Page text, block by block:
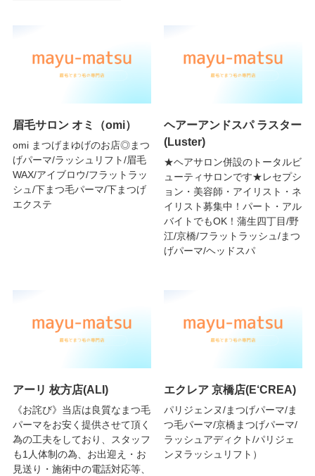
眉毛サロン オミ（omi）
omi まつげまゆげのお店◎まつ
げパーマ/ラッシュリフト/眉毛
WAX/アイブロウ/フラットラッ
シュ/下まつ毛パーマ/下まつげ
エクステ
ヘアーアンドスパ ラスター
(Luster)
★ヘアサロン併設のトータルビ
ューティサロンです★レセプシ
ョン・美容師・アイリスト・ネ
イリスト募集中！パート・アル
バイトでもOK！蒲生四丁目/野
江/京橋/フラットラッシュ/まつ
げパーマ/ヘッドスパ
アーリ 枚方店(ALI)
《お詫び》当店は良質なまつ毛
パーマをお安く提供させて頂く
為の工夫をしており、スタッフ
も1人体制の為、お出迎え・お
見送り・施術中の電話対応等、
エクレア 京橋店(E‘CREA)
パリジェンヌ/まつげパーマ/ま
つ毛パーマ/京橋まつげパーマ/
ラッシュアディクト/パリジェ
ンヌラッシュリフト）